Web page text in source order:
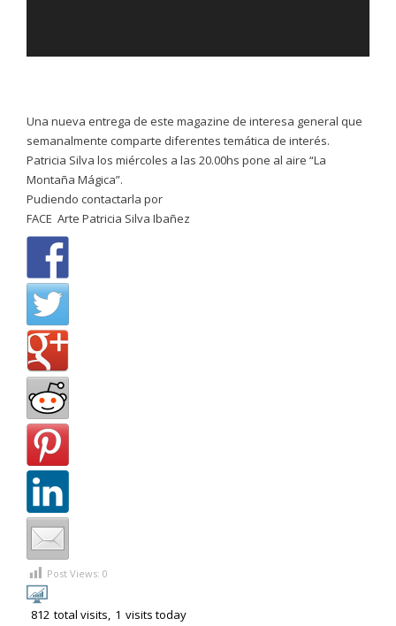
Una nueva entrega de este magazine de interesa general que
semanalmente comparte diferentes temática de interés.
Patricia Silva los miércoles a las 20.00hs pone al aire “La
Montaña Mágica”.
Pudiendo contactarla por
FACE Arte Patricia Silva Ibañez
Post Views: 0
812 total visits, 1 visits today